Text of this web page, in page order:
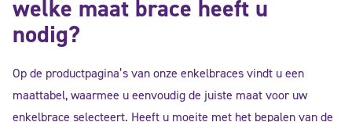
welke maat brace heeft u
nodig?
Op de productpagina’s van onze enkelbraces vindt u een
maattabel, waarmee u eenvoudig de juiste maat voor uw
enkelbrace selecteert. Heeft u moeite met het bepalen van de